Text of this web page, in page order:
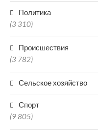
Политика
(3 310)
Происшествия
(3 782)
Сельское хозяйство
Спорт
(9 805)